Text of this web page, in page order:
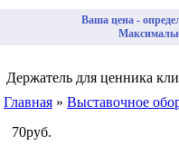
Ваша цена -
Держатель для ценника
Главная » Выставочное
70руб.